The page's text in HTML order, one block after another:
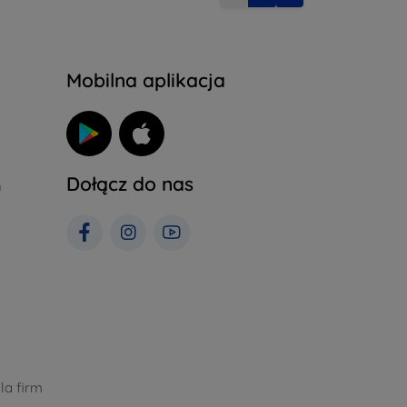
firm
Mobilna aplikacja
Dołącz do nas